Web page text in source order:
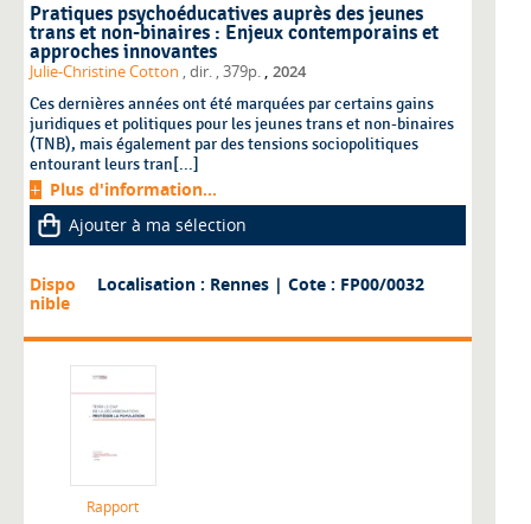
Pratiques psychoéducatives auprès des jeunes
trans et non-binaires : Enjeux contemporains et
approches innovantes
Julie-Christine Cotton , dir. , 379p. , 2024
Ces dernières années ont été marquées par certains gains
juridiques et politiques pour les jeunes trans et non-binaires
(TNB), mais également par des tensions sociopolitiques
entourant leurs tran[...]
Plus d'information...
Ajouter à ma sélection
Dispo
nible
Localisation : Rennes | Cote : FP00/0032
Rapport